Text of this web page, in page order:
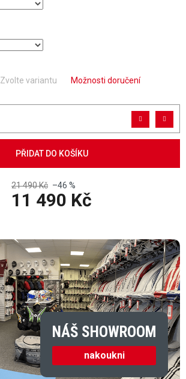
Zvolte variantu Možnosti doručení
PŘIDAT DO KOŠÍKU
21 490 Kč –46 %
11 490 Kč
NÁŠ SHOWROOM
nakoukni